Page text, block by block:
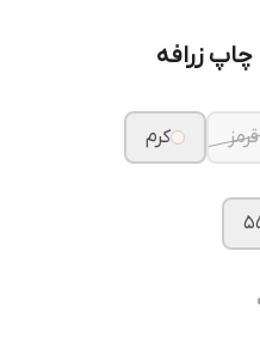
زرافه
قرمز
کرم